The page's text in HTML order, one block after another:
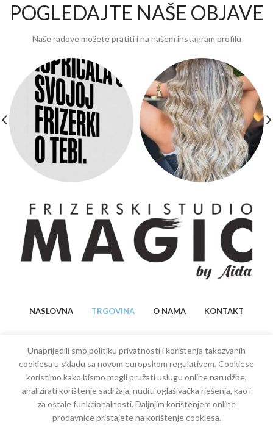
POGLEDAJTE NAŠE OBJAVE
Naše radove možete pratiti i na našem instagram profilu
NASLOVNA TRGOVINA O NAMA KONTAKT
Copyright 2022Bilal Sporišević | Sva prava zadržana.
Država: Bosna i Hercegovina
Unaprijedili smo politiku privatnosti i korištenja takozvanih
cookiesa u skladu sa novom europskom regulativom. Cookiese
koristimo kako bismo mogli pružati uslugu online narudžbe,
analizirati korištenje sadržaja, nuditi oglašivačka rješenja, kao i
za ostale funkcionalnosti. Daljnjim korištenjem online
prodavnice pristajete na korištenje cookiesa.